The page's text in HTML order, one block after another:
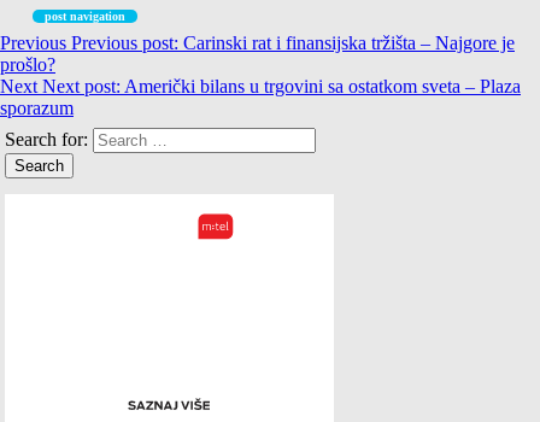
post navigation
Previous Previous post: Carinski rat i finansijska tržišta – Najgore je
prošlo?
Next Next post: Američki bilans u trgovini sa ostatkom sveta – Plaza
sporazum
Search for: